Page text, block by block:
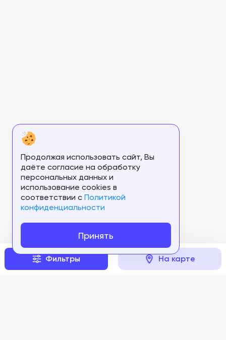
Фильтры На карте
Продолжая использовать сайт, Вы
даёте согласие на обработку
персональных данных и
использование cookies в
соответствии c Политикой
конфиденциальности
Принять